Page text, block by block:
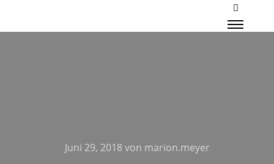
Mehr
Juni 29, 2018von marion.meyer